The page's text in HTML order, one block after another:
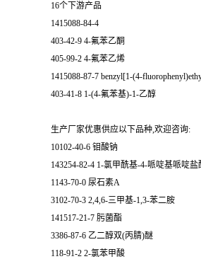
16个下游产品
1415088-84-4
403-42-9 4-氟苯乙酮
405-99-2 4-氟苯乙烯
1415088-87-7 benzyl[1-(4-
403-41-8 1-(4-氟苯基)-1-乙醇
生产厂家优惠供应以下品种,欢迎咨询:
10102-40-6 钼酸钠
143254-82-4 1-氯甲酰基-4-哌啶基哌啶盐
1143-70-0 尿石素A
3102-70-3 2,4,6-三甲基-1,3-苯二胺
141517-21-7 肟菌酯
3386-87-6 乙二醇双(丙腈)醚
118-91-2 2-氯苯甲酸